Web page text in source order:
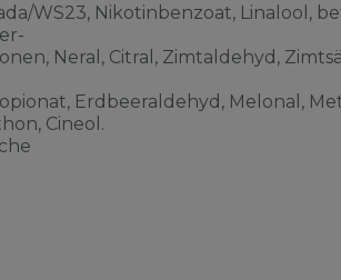
WS23, Nikotinbenzoat, Linalool,
Neral, Citral, Zimtaldehyd,
Erdbeeraldehyd, Melonal,
Cineol.